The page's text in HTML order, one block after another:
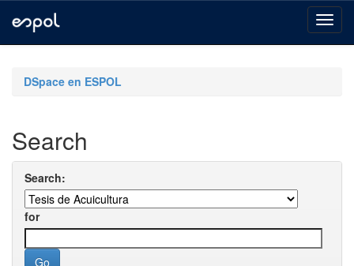
navigationDSpace en ESPOL
Search
Search:
for